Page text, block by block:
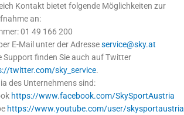
Kontakt bietet folgende Möglichkeiten zur
an:
01 49 166 200
E-Mail unter der Adresseservice@sky.at
Support finden Sie auch auf Twitter
twitter.com/sky_service.
des Unternehmens sind:
https://www.facebook.com/SkySportAustria
https://www.youtube.com/user/skysportaustria